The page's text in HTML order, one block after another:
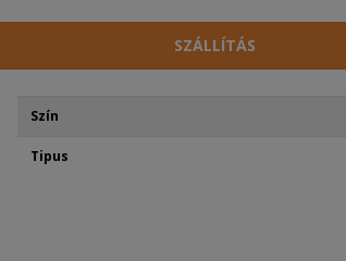
SZÁLLÍTÁS
Szín
Tipus